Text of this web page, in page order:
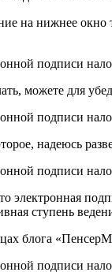
на нижнее
можете для
надеюсь
электронная
ступень
блога